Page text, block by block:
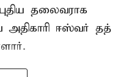
தலைவராக
ஈஸ்வர் தத்